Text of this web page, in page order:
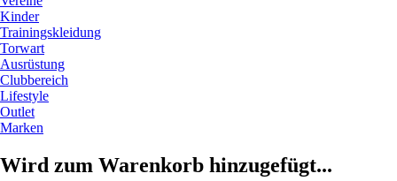
Kinder
Trainingskleidung
Torwart
Ausrüstung
Clubbereich
Lifestyle
Outlet
Marken
Wird zum Warenkorb hinzugefügt...